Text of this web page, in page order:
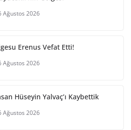
Ağustos 2026
Erenus Vefat Etti!
Ağustos 2026
Hüseyin Yalvaç’ı Kaybettik
Ağustos 2026